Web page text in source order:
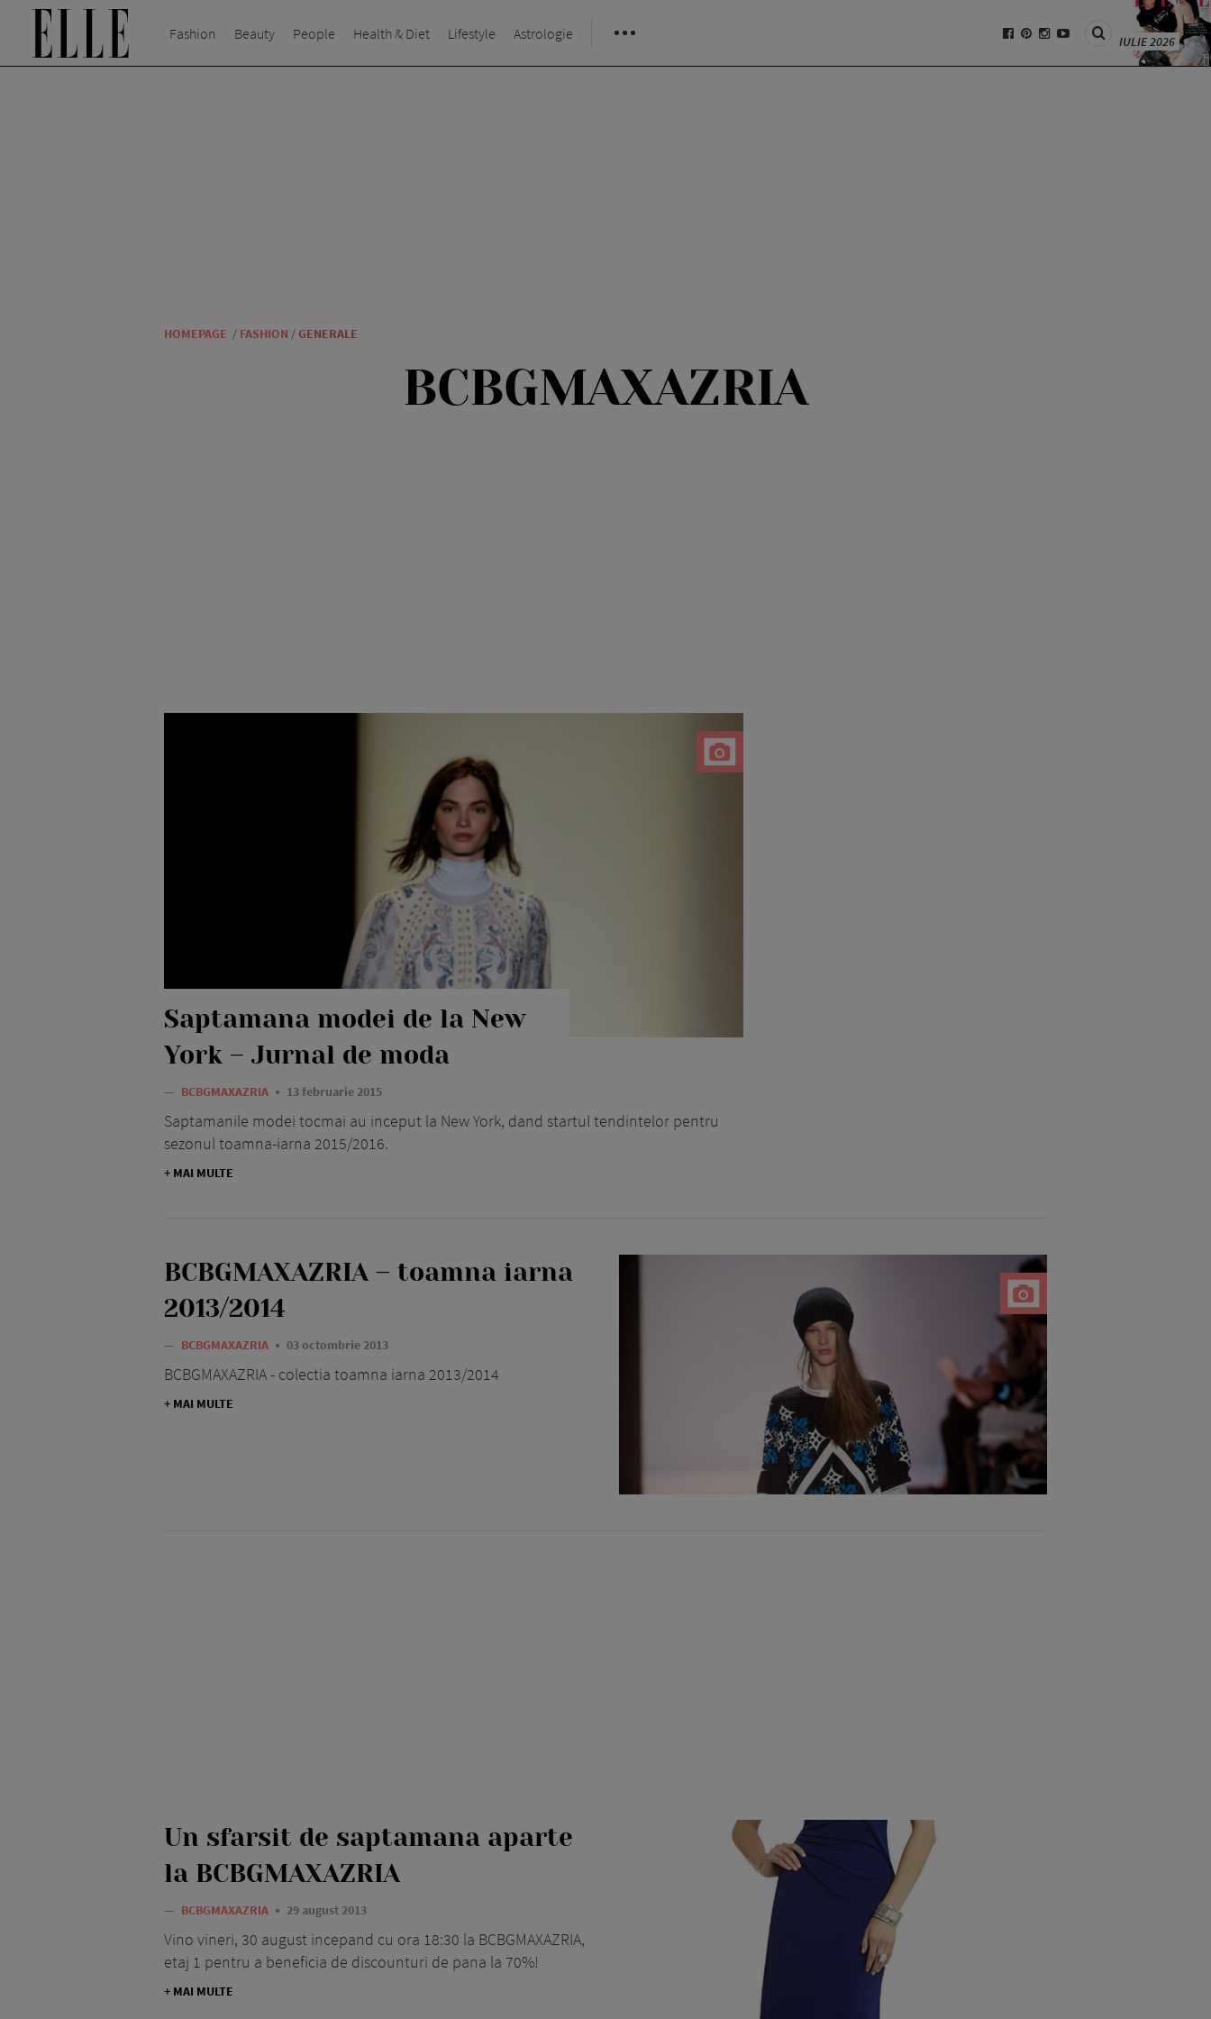
Fashion Beauty People Health & Diet Lifestyle Astrologie IULIE 2026
HOMEPAGE / FASHION /GENERALE
BCBGMAXAZRIA
Saptamana modei de la New
York – Jurnal de moda
— BCBGMAXAZRIA 13 februarie 2015
Saptamanile modei tocmai au inceput la New York, dand startul tendintelor pentru
sezonul toamna-iarna 2015/2016.
+ MAI MULTE
BCBGMAXAZRIA – toamna iarna
2013/2014
— BCBGMAXAZRIA 03 octombrie 2013
BCBGMAXAZRIA - colectia toamna iarna 2013/2014
+ MAI MULTE
Un sfarsit de saptamana aparte
la BCBGMAXAZRIA
— BCBGMAXAZRIA 29 august 2013
Vino vineri, 30 august incepand cu ora 18:30 la BCBGMAXAZRIA,
etaj 1 pentru a beneficia de discounturi de pana la 70%!
+ MAI MULTE